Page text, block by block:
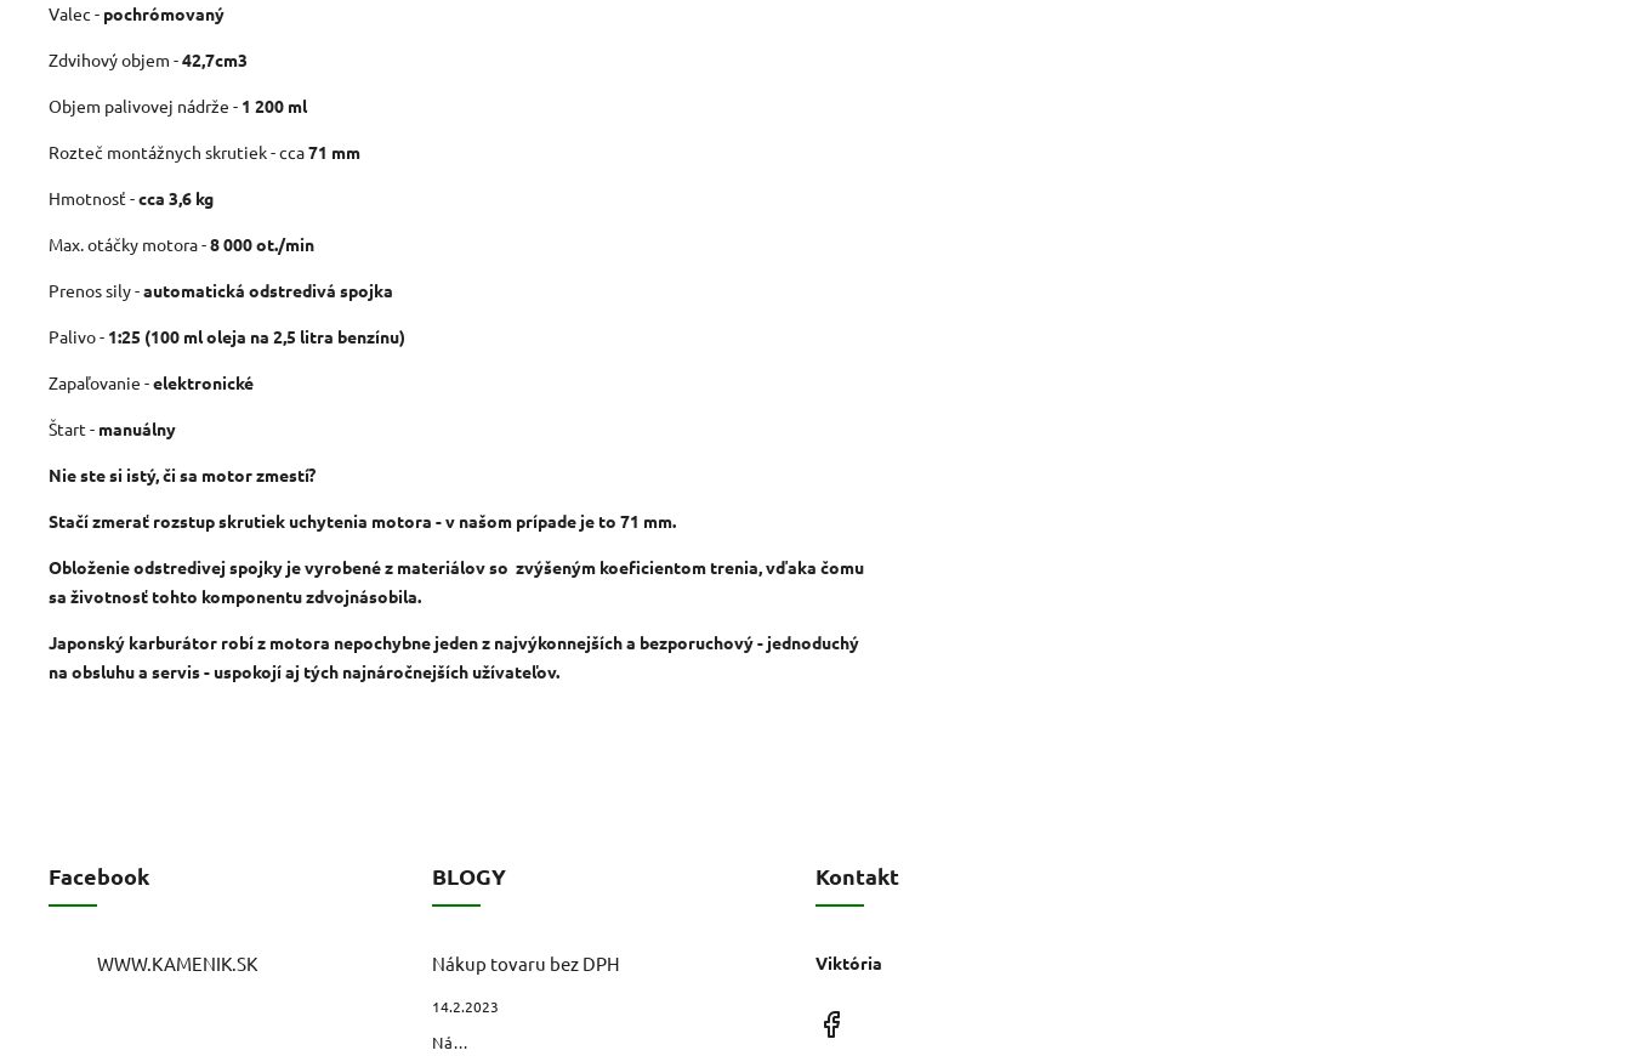
Valec - pochrómovaný
Zdvihový objem -42,7cm3
Objem palivovej nádrže - 1 200 ml
Rozteč montážnych skrutiek - cca71 mm
Hmotnosť -cca 3,6 kg
Max. otáčky motora -8 000 ot./min
Prenos sily -automatická odstredivá spojka
Palivo - 1:25 (100 ml oleja na 2,5 litra benzínu)
Zapaľovanie -elektronické
Štart - manuálny
Nie ste si istý, či sa motor zmestí?
Stačí zmerať rozstup skrutiek uchytenia motora - v našom prípade je to 71 mm.
Obloženie odstredivej spojky je vyrobené z materiálov so zvýšeným koeficientom trenia,vďaka čomu
sa životnosť tohto komponentu zdvojnásobila.
Japonský karburátor robí z motora nepochybne jeden z najvýkonnejších a bezporuchový - jednoduchý
na obsluhu a servis - uspokojí aj tých najnáročnejších užívateľov.
Facebook
WWW.KAMENIK.SK
BLOGY
Nákup tovaru bez DPH
14.2.2023
Ná...
Kontakt
Viktória